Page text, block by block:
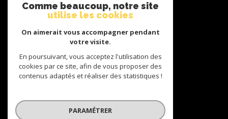
Nous
suivre
Nous
adhérons
Comme beaucoup, notre site
utilise les cookies
On aimerait vous accompagner pendant
votre visite.
En poursuivant, vous acceptez l'utilisation des
cookies par ce site, afin de vous proposer des
contenus adaptés et réaliser des statistiques !
PARAMÉTRER